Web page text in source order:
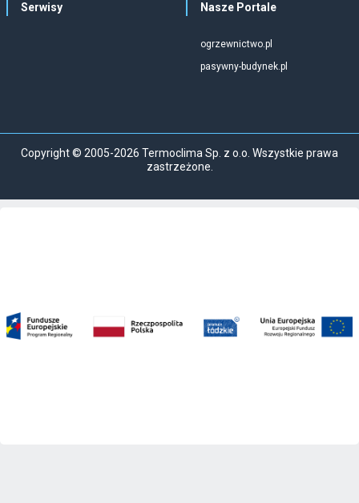
Serwisy Nasze Portale
ogrzewnictwo.pl
pasywny-budynek.pl
Copyright © 2005-2026 Termoclima Sp. z o.o. Wszystkie prawa
zastrzeżone.